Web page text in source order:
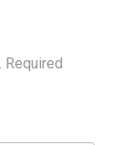
Required